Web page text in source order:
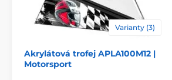
Varianty (3)
Akrylátová trofej APLA100M12 |
Motorsport